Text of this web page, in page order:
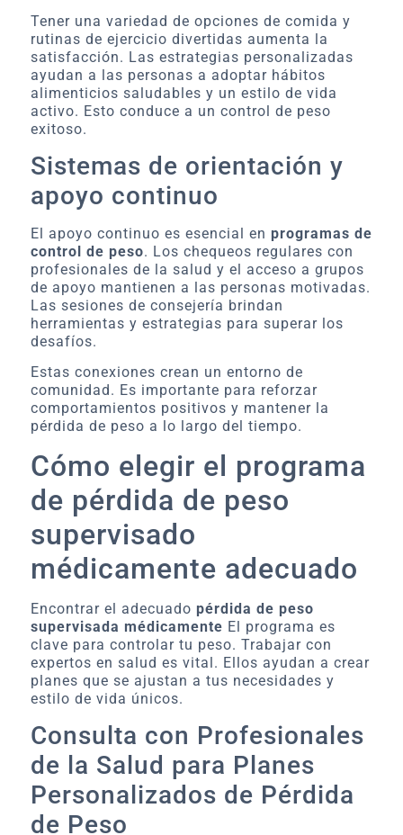
Tener una variedad de opciones de comida y
rutinas de ejercicio divertidas aumenta la
satisfacción. Las estrategias personalizadas
ayudan a las personas a adoptar hábitos
alimenticios saludables y un estilo de vida
activo. Esto conduce a un control de peso
exitoso.
Sistemas de orientación y
apoyo continuo
El apoyo continuo es esencial en programas de
control de peso. Los chequeos regulares con
profesionales de la salud y el acceso a grupos
de apoyo mantienen a las personas motivadas.
Las sesiones de consejería brindan
herramientas y estrategias para superar los
desafíos.
Estas conexiones crean un entorno de
comunidad. Es importante para reforzar
comportamientos positivos y mantener la
pérdida de peso a lo largo del tiempo.
Cómo elegir el programa
de pérdida de peso
supervisado
médicamente adecuado
Encontrar el adecuado pérdida de peso
supervisada médicamente El programa es
clave para controlar tu peso. Trabajar con
expertos en salud es vital. Ellos ayudan a crear
planes que se ajustan a tus necesidades y
estilo de vida únicos.
Consulta con Profesionales
de la Salud para Planes
Personalizados de Pérdida
de Peso